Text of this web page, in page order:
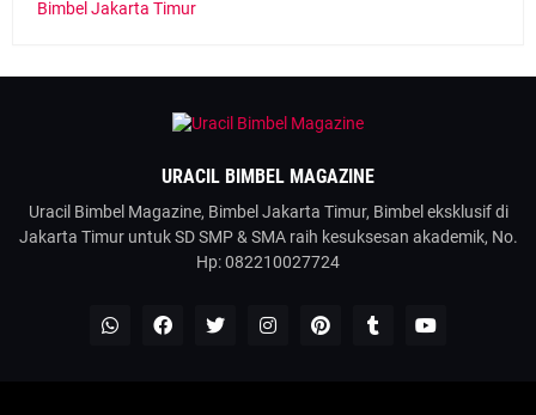
Bimbel Jakarta Timur
URACIL BIMBEL MAGAZINE
Uracil Bimbel Magazine, Bimbel Jakarta Timur, Bimbel eksklusif di
Jakarta Timur untuk SD SMP & SMA raih kesuksesan akademik, No.
Hp: 082210027724